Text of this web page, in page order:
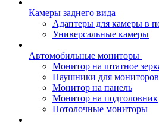
Камеры заднего вида
Адаптеры для камеры в
Универсальные камеры
Автомобильные мониторы
Монитор на штатное
Наушники для мониторов
Монитор на панель
Монитор на подголовник
Потолочные мониторы